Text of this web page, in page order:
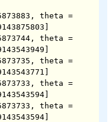
theta =
theta =
theta =
theta =
theta =